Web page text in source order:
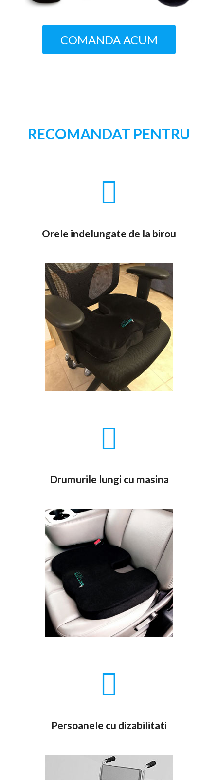
COMANDA ACUM
RECOMANDAT PENTRU
Orele indelungate de la birou
Drumurile lungi cu masina
Persoanele cu dizabilitati